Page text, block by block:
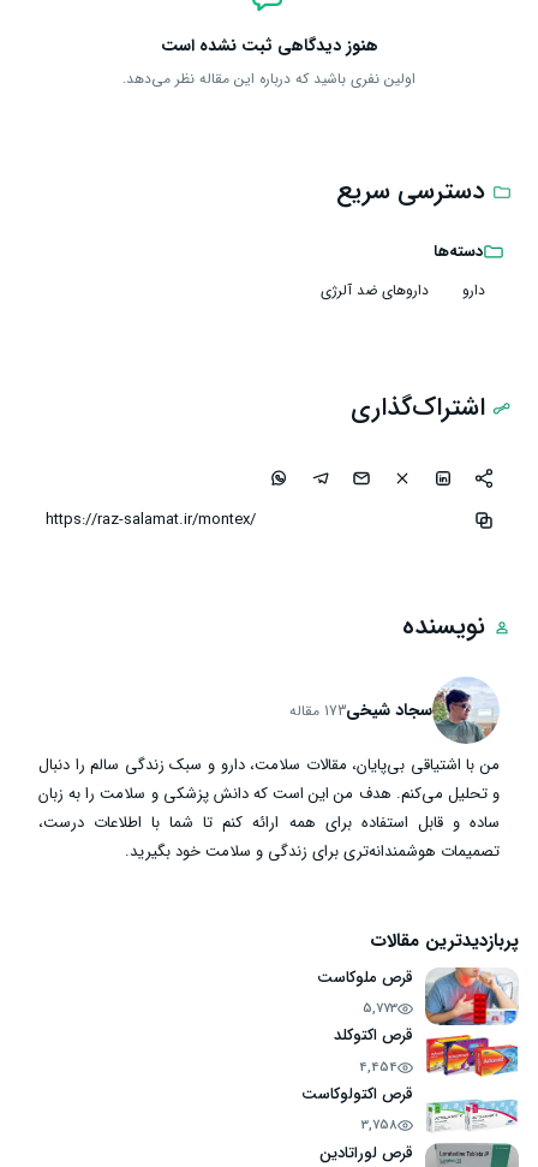
هنوز دیدگاهی ثبت نشده است
اولین نفری باشید که درباره این مقاله نظر می‌دهد.
دسترسی سریع
دسته‌ها
دارو داروهای ضد آلرژی
اشتراک‌گذاری
نویسنده
سجاد شیخی173 مقاله
من با اشتیاقی بی‌پایان، مقالات سلامت، دارو و سبک زندگی سالم را دنبال
و تحلیل می‌کنم. هدف من این است که دانش پزشکی و سلامت را به زبان
ساده و قابل استفاده برای همه ارائه کنم تا شما با اطلاعات درست،
تصمیمات هوشمندانه‌تری برای زندگی و سلامت خود بگیرید.
پربازدیدترین مقالات
قرص ملوکاست
5,773
قرص اکتوکلد
4,454
قرص اکتولوکاست
3,758
قرص لوراتادین